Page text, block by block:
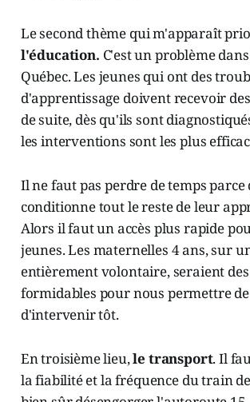
Le second thème qui m'apparaît
l'éducation. C'est un problème
Québec. Les jeunes qui ont des
d'apprentissage doivent recevoir
de suite, dès qu'ils sont
les interventions sont les plus
Il ne faut pas perdre de temps parce
conditionne tout le reste de leur
Alors il faut un accès plus rapide
jeunes. Les maternelles 4 ans, sur
entièrement volontaire, seraient
formidables pour nous permettre
d'intervenir tôt.
En troisième lieu,le transport. Il
la fiabilité et la fréquence du train